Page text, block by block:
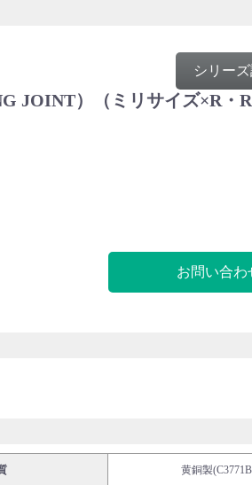
シリー
JOINT）（ミリサイズ×R・
お問い合わ
黄銅製